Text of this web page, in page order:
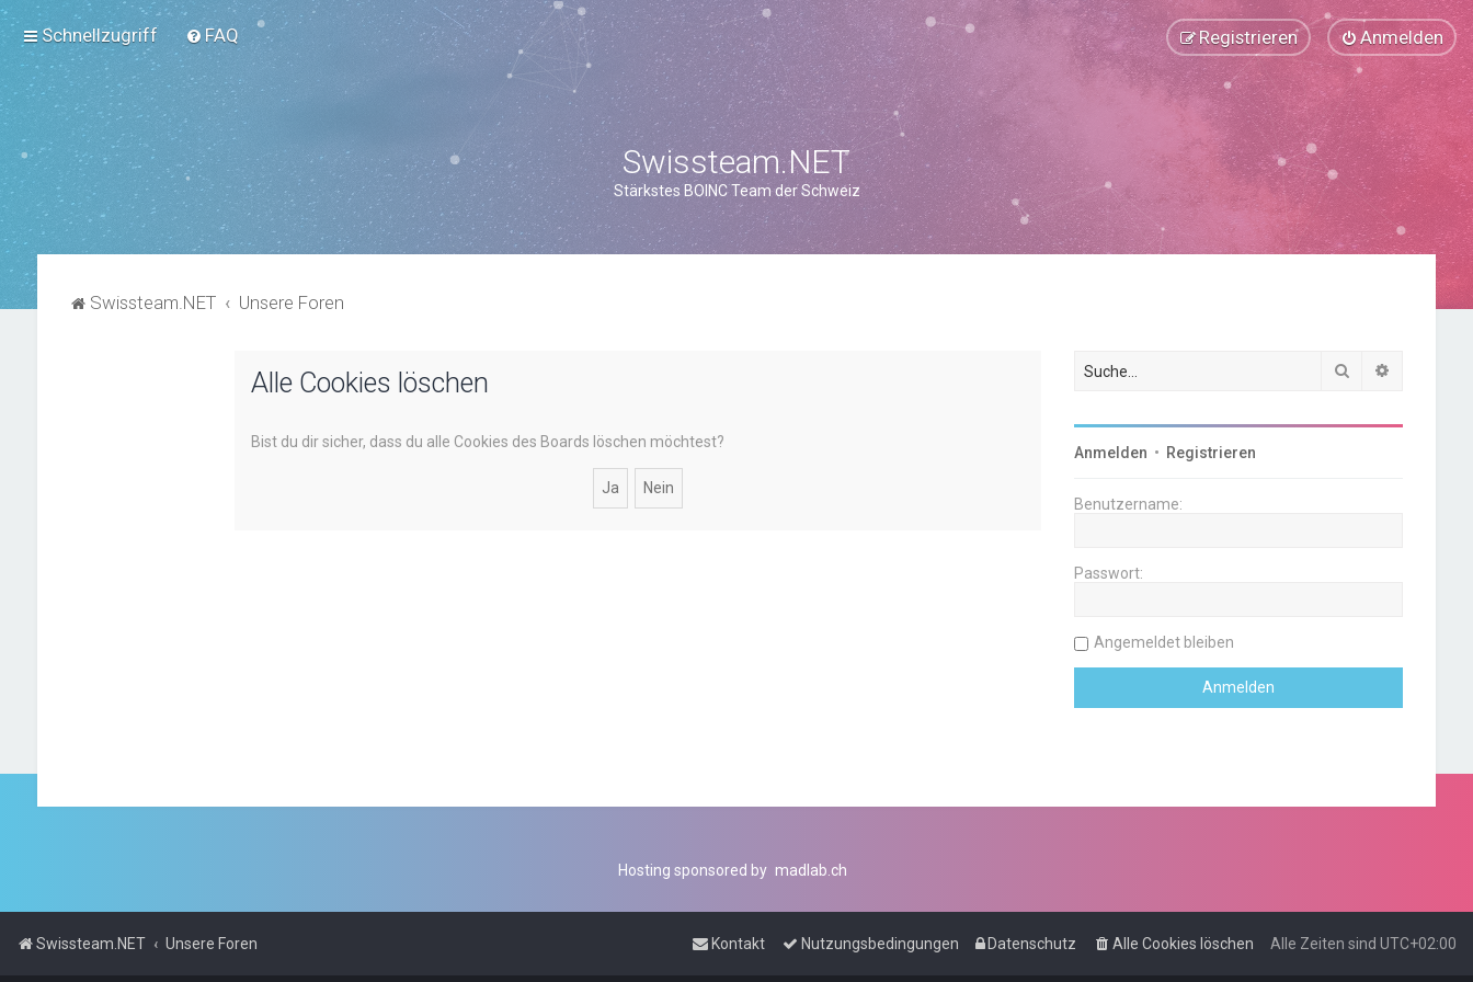
Schnellzugriff FAQ Anmelden
Registrieren
Swissteam.NET
Stärkstes BOINC Team der Schweiz
Swissteam.NET Unsere Foren
Alle Cookies löschen
Bist du dir sicher, dass du alle Cookies des Boards löschen möchtest?
Suche
Anmelden • Registrieren
Benutzername:
Passwort:
Angemeldet bleiben
Hosting sponsored by madlab.ch
Swissteam.NET Unsere Foren Alle Zeiten sind UTC+02:00
Alle Cookies löschen
Datenschutz
Nutzungsbedingungen
Kontakt